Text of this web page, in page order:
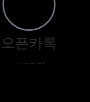
오픈카톡
바로가기